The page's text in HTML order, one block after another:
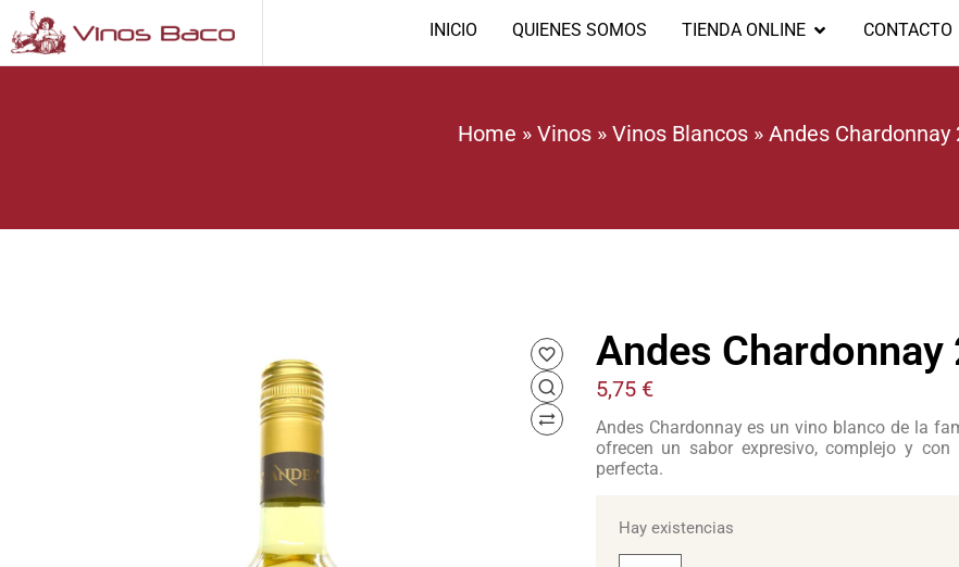
INICIO QUIENES SOMOS TIENDA ONLINE CONTACTO
Home » Vinos » Vinos Blancos » Andes Chardonnay
Andes Chardonnay
5,75 €
Andes Chardonnay es un vino blanco de la
ofrecen un sabor expresivo, complejo y
perfecta.
Hay existencias